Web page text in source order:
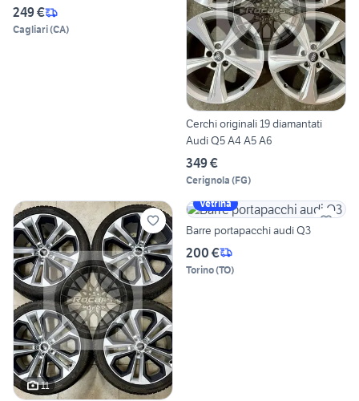
249 €
Cagliari(CA)
Cerchi originali 19 diamantati
Audi Q5 A4 A5 A6
349 €
Cerignola (FG)
11
Vetrina
Barre portapacchi audi Q3
200 €
Torino(TO)